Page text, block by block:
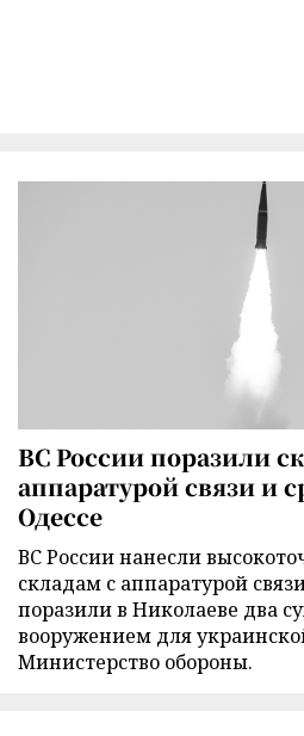
ВС России поразили
аппаратурой связи и
Одессе
ВС России нанесли
складам с аппаратурой
поразили в Николаеве два
вооружением для
Министерство обороны.